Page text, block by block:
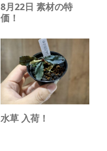
8月22日 素材の特
価！
水草 入荷！